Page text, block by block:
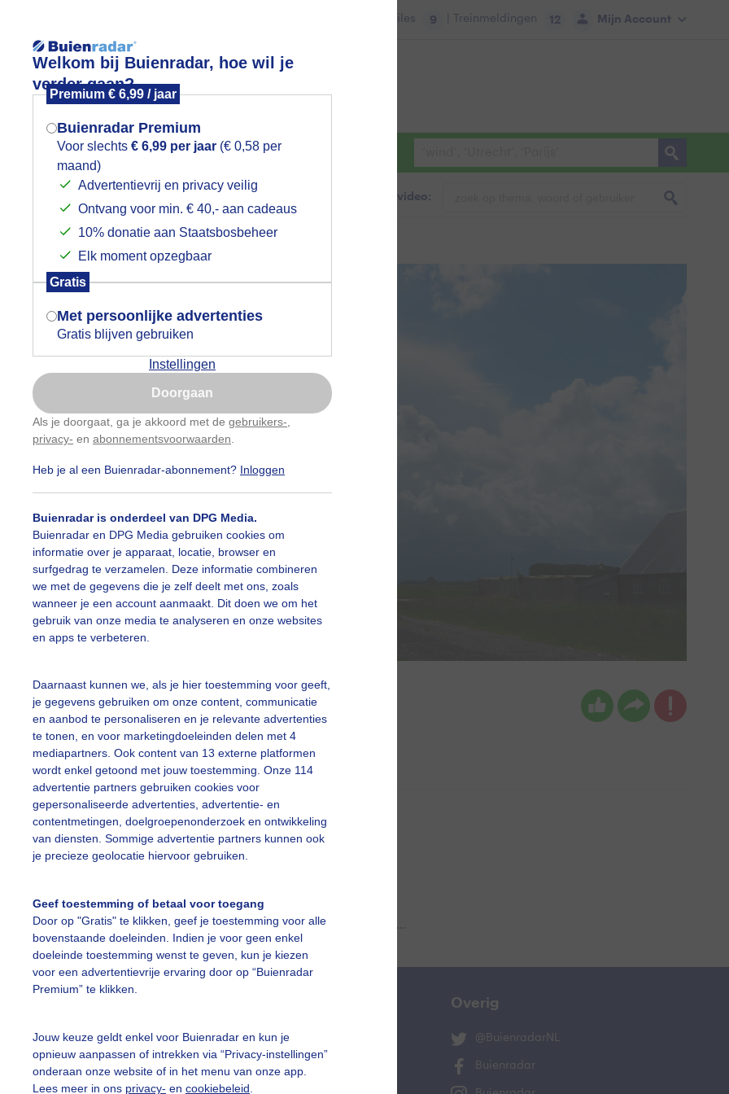
Welkom bij Buienradar, hoe wil je
verder gaan?
Premium € 6,99 / jaar
Buienradar Premium
Voor slechts € 6,99 per jaar (€ 0,58 per
maand)
Advertentievrij en privacy veilig
Ontvang voor min. € 40,- aan cadeaus
10% donatie aan Staatsbosbeheer
Elk moment opzegbaar
Gratis
Met persoonlijke advertenties
Gratis blijven gebruiken
Instellingen
Doorgaan
Als je doorgaat, ga je akkoord met de gebruikers-
privacy- en abonnementsvoorwaarden
Heb je al een Buienradar-abonnement? Inloggen
Buienradar is onderdeel van DPG Media.
Buienradar en DPG Media gebruiken cookies om
informatie over je apparaat, locatie, browser en
surfgedrag te verzamelen. Deze informatie combineren
we met de gegevens die je zelf deelt met ons, zoals
wanneer je een account aanmaakt. Dit doen we om het
gebruik van onze media te analyseren en onze websites
en apps te verbeteren.
Daarnaast kunnen we, als je hier toestemming voor geeft,
je gegevens gebruiken om onze content, communicatie
en aanbod te personaliseren en je relevante advertenties
te tonen, en voor marketingdoeleinden delen met 4
mediapartners. Ook content van 13 externe platformen
wordt enkel getoond met jouw toestemming. Onze 114
advertentie partners gebruiken cookies voor
gepersonaliseerde advertenties, advertentie- en
contentmetingen, doelgroepenonderzoek en ontwikkeling
van diensten. Sommige advertentie partners kunnen ook
je precieze geolocatie hiervoor gebruiken.
Geef toestemming of betaal voor toegang
Door op "Gratis" te klikken, geef je toestemming voor alle
bovenstaande doeleinden. Indien je voor geen enkel
doeleinde toestemming wenst te geven, kun je kiezen
voor een advertentievrije ervaring door op “Buienradar
Premium” te klikken.
Jouw keuze geldt enkel voor Buienradar en kun je
opnieuw aanpassen of intrekken via “Privacy-instellingen”
onderaan onze website of in het menu van onze app.
Lees meer in ons privacy- en cookiebeleid
Mijn Account
Files 9 | Treinmeldingen 12
Foto en video Weerzine
Zoeken in foto & video:
trekt over, zon en matige wind.
Nellie Bartels Gemaakt: 10-06-2026, 42x bekeken
Wolken Zon
slideshow
Een moment geduld aub...
vragen
De Bilt
Overig
@BuienradarNL
Buienradar
Mogen we je locatie gebruiken voor
het weer?
Indien je hier nog geen akkoord op hebt
gegeven, verschijnt er zo een pop-up uit
je browser waarin deze toestemming
gevraagd wordt.
Is goed, toon de popup
Nu niet, misschien later
Gebruik je Safari en wil je niet elke dag deze pop-up
Klikhierom dit aan te passen